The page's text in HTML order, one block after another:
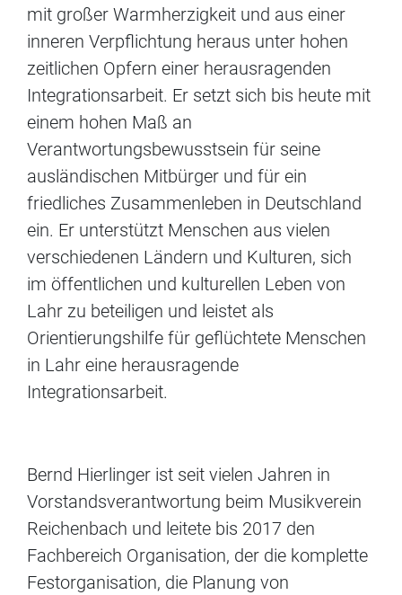
mit großer Warmherzigkeit und aus einer
inneren Verpflichtung heraus unter hohen
zeitlichen Opfern einer herausragenden
Integrationsarbeit. Er setzt sich bis heute mit
einem hohen Maß an
Verantwortungsbewusstsein für seine
ausländischen Mitbürger und für ein
friedliches Zusammenleben in Deutschland
ein. Er unterstützt Menschen aus vielen
verschiedenen Ländern und Kulturen, sich
im öffentlichen und kulturellen Leben von
Lahr zu beteiligen und leistet als
Orientierungshilfe für geflüchtete Menschen
in Lahr eine herausragende
Integrationsarbeit.
Bernd Hierlinger ist seit vielen Jahren in
Vorstandsverantwortung beim Musikverein
Reichenbach und leitete bis 2017 den
Fachbereich Organisation, der die komplette
Festorganisation, die Planung von